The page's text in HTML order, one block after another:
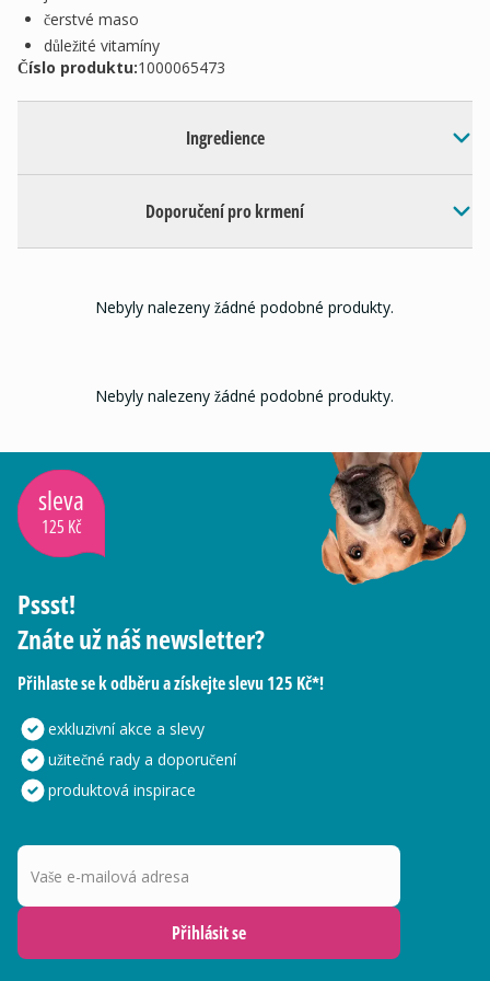
čerstvé maso
důležité vitamíny
Číslo produktu:1000065473
Ingredience
Doporučení pro krmení
Nebyly nalezeny žádné podobné produkty.
Nebyly nalezeny žádné podobné produkty.
sleva
125 Kč
Pssst!
Znáte už náš newsletter?
Přihlaste se k odběru a získejte slevu 125 Kč*!
exkluzivní akce a slevy
užitečné rady a doporučení
produktová inspirace
Vaše e-mailová adresa
Přihlásit se